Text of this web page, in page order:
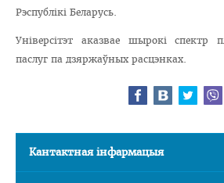
Рэспублікі Беларусь.
Універсітэт аказвае шырокі спектр
паслуг па дзяржаўных расцэнках.
Кантактная інфармацыя